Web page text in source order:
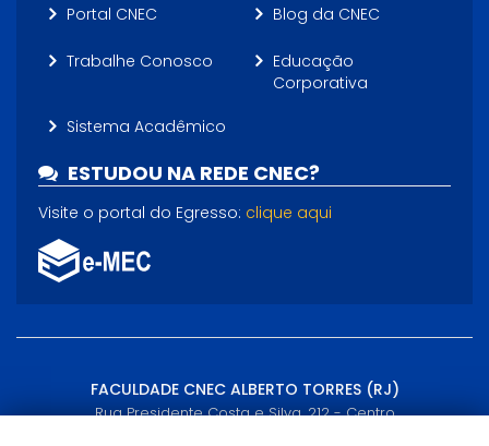
Portal CNEC Blog da CNEC
Trabalhe Conosco
Educação
Corporativa
Sistema Acadêmico
ESTUDOU NA REDE CNEC?
Visite o portal do Egresso: clique aqui
FACULDADE CNEC ALBERTO TORRES (RJ)
Rua Presidente Costa e Silva, 212 - Centro